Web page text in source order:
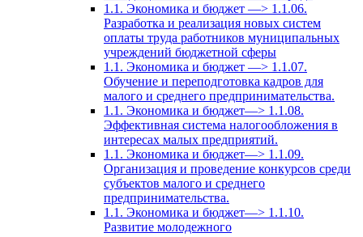
1.1. Экономика и бюджет —> 1.1.06.
Разработка и реализация новых систем
оплаты труда работников муниципальных
учреждений бюджетной сферы
1.1. Экономика и бюджет —> 1.1.07.
Обучение и переподготовка кадров для
малого и среднего предпринимательства.
1.1. Экономика и бюджет—> 1.1.08.
Эффективная система налогообложения в
интересах малых предприятий.
1.1. Экономика и бюджет—> 1.1.09.
Организация и проведение конкурсов среди
субъектов малого и среднего
предпринимательства.
1.1. Экономика и бюджет—> 1.1.10.
Развитие молодежного